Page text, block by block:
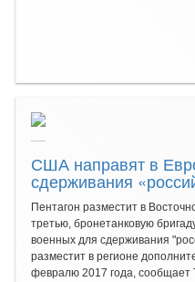
США направят в
сдерживания
Пентагон разместит в
третью, бронетанковую
военных для сдерживания
разместит в регионе
февралю 2017 года, сообщает